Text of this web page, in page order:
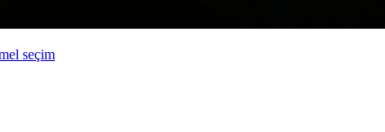
seçim